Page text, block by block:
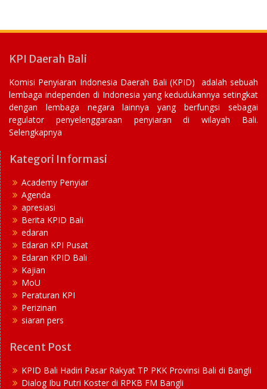
KPI Daerah Bali
Komisi Penyiaran Indonesia Daerah Bali (KPID) adalah sebuah
lembaga independen di Indonesia yang kedudukannya setingkat
dengan lembaga negara lainnya yang berfungsi sebagai
regulator penyelenggaraan penyiaran di wilayah Bali.
Selengkapnya
Kategori Informasi
Academy Penyiar
Agenda
apresiasi
Berita KPID Bali
edaran
Edaran KPI Pusat
Edaran KPID Bali
Kajian
MoU
Peraturan KPI
Perizinan
siaran pers
Recent Post
KPID Bali Hadiri Pasar Rakyat TP PKK Provinsi Bali di Bangli
Dialog Ibu Putri Koster di RPKB FM Bangli